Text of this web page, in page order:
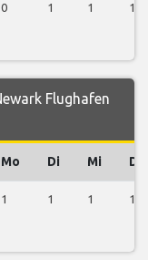
0 1 1 1
Flughafen
Mo Di Mi Do
1 1 1 1